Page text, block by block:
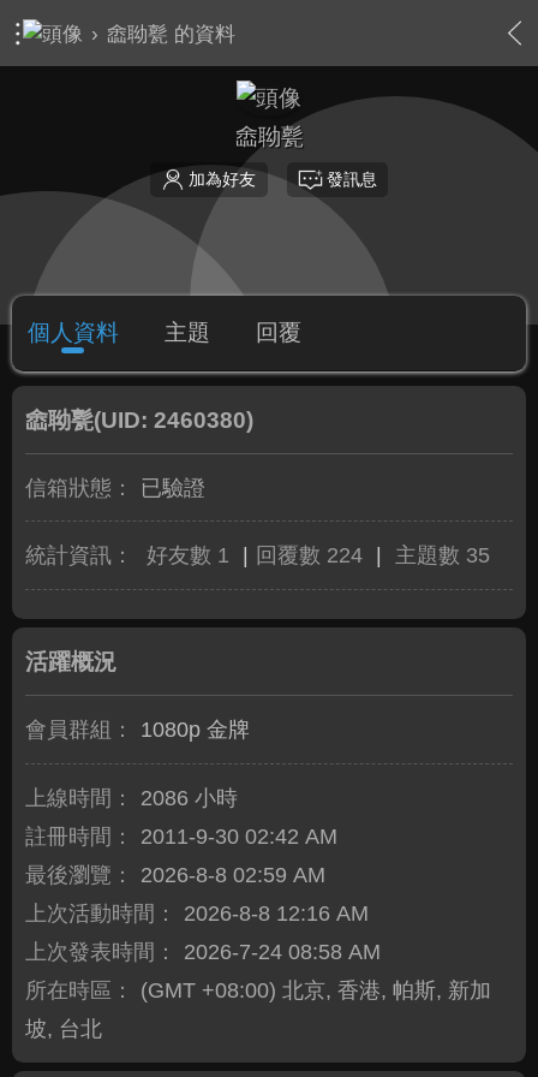
› 嵞聈甏 的資料
嵞聈甏
加為好友 發訊息
個人資料 主題 回覆
嵞聈甏(UID: 2460380)
信箱狀態： 已驗證
統計資訊： 好友數 1 回覆數 224 主題數 35
活躍概況
會員群組： 1080p 金牌
上線時間：
2086 小時
註冊時間：
2011-9-30 02:42 AM
最後瀏覽：
2026-8-8 02:59 AM
上次活動時間：
2026-8-8 12:16 AM
上次發表時間：
2026-7-24 08:58 AM
所在時區：
(GMT +08:00) 北京, 香港, 帕斯, 新加
坡, 台北